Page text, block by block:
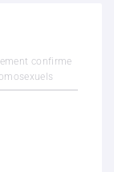
confirme